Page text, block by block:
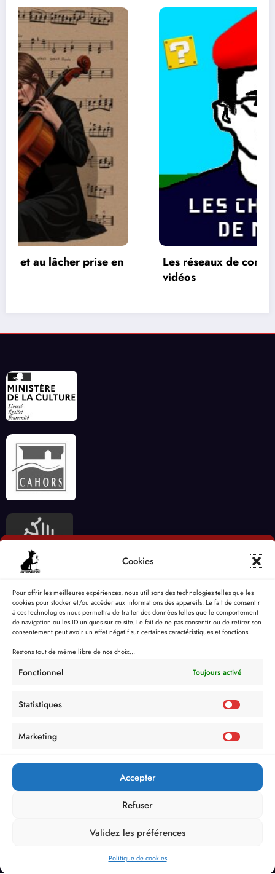
Cookies
Pour offrir les meilleures expériences, nous utilisons des technologies telles que les
cookies pour stocker et/ou accéder aux informations des appareils. Le fait de consentir
à ces technologies nous permettra de traiter des données telles que le comportement
de navigation ou les ID uniques sur ce site. Le fait de ne pas consentir ou de retirer son
consentement peut avoir un effet négatif sur certaines caractéristiques et fonctions.
Restons tout de même libre de nos choix...
Fonctionnel Toujours activé
Statistiques
Marketing
Accepter
Refuser
Validez les préférences
Politique de cookies
Les réseaux de communication entre les jeux